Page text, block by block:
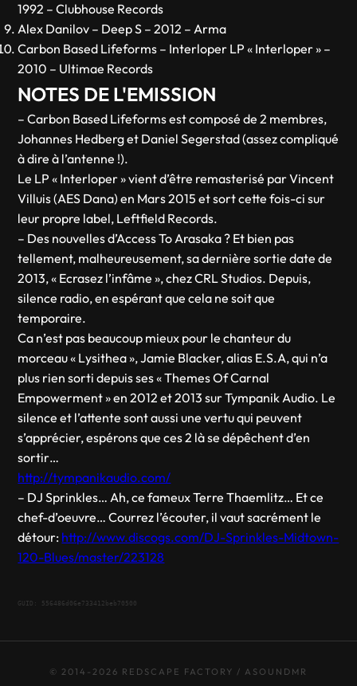
1992 – Clubhouse Records
Alex Danilov – Deep S – 2012 – Arma
Carbon Based Lifeforms – Interloper LP « Interloper » –
2010 – Ultimae Records
NOTES DE L'EMISSION
– Carbon Based Lifeforms est composé de 2 membres,
Johannes Hedberg et Daniel Segerstad (assez compliqué
à dire à l’antenne !).
Le LP « Interloper » vient d’être remasterisé par Vincent
Villuis (AES Dana) en Mars 2015 et sort cette fois-ci sur
leur propre label, Leftfield Records.
– Des nouvelles d’Access To Arasaka ? Et bien pas
tellement, malheureusement, sa dernière sortie date de
2013, « Ecrasez l’infâme », chez CRL Studios. Depuis,
silence radio, en espérant que cela ne soit que
temporaire.
Ca n’est pas beaucoup mieux pour le chanteur du
morceau « Lysithea », Jamie Blacker, alias E.S.A, qui n’a
plus rien sorti depuis ses « Themes Of Carnal
Empowerment » en 2012 et 2013 sur Tympanik Audio. Le
silence et l’attente sont aussi une vertu qui peuvent
s’apprécier, espérons que ces 2 là se dépêchent d’en
sortir…
http://tympanikaudio.com/
– DJ Sprinkles… Ah, ce fameux Terre Thaemlitz… Et ce
chef-d’oeuvre… Courrez l’écouter, il vaut sacrément le
détour: http://www.discogs.com/DJ-Sprinkles-Midtown-
120-Blues/master/223128
GUID: 556486d06e733412beb70500
© 2014-2026 REDSCAPE FACTORY / ASOUNDMR